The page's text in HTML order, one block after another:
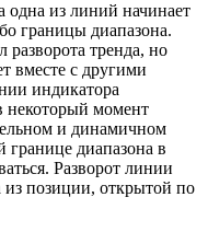
одна из линий начинает
границы диапазона.
разворота тренда, но
вместе с другими
индикатора
некоторый момент
и динамичном
диапазона в
Разворот линии
из позиции, открытой по